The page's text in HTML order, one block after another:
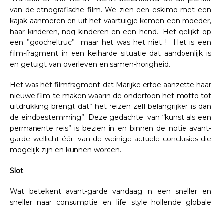
van de etnografische film. We zien een eskimo met een
kajak aanmeren en uit het vaartuigje komen een moeder,
haar kinderen, nog kinderen en een hond.. Het gelijkt op
een ”goocheltruc” maar het was het niet ! Het is een
film-fragment in een keiharde situatie dat aandoenlijk is
en getuigt van overleven en samen-horigheid.
Het was hét filmfragment dat Marijke ertoe aanzette haar
nieuwe film te maken waarin de ondertoon het motto tot
uitdrukking brengt dat” het reizen zelf belangrijker is dan
de eindbestemming”. Deze gedachte van “kunst als een
permanente reis” is bezien in en binnen de notie avant-
garde wellicht één van de weinige actuele conclusies die
mogelijk zijn en kunnen worden.
Slot
Wat betekent avant-garde vandaag in een sneller en
sneller naar consumptie en life style hollende globale